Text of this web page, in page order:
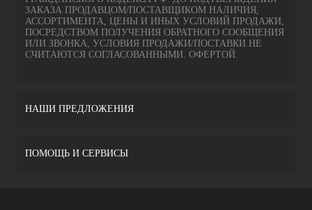
ЗАКАЗА ПРОДАВЦОМ/ПОСТАВЩИКОМ НАЛИЧИЯ,
АССОРТИМЕНТА, ЦЕНЫ И ИНЫХ УСЛОВИЙ ПРОДАЖИ,
ПОСРЕДСТВОМ ПОЛУЧЕНИЯ ОБРАТНОГО СООБЩЕНИЯ
ИЛИ ЗВОНКА, УСЛОВИЯ ПРОДАЖИ/ПОСТАВКИ НЕ
СЧИТАЮТСЯ СОГЛАСОВАННЫМИ. ОФЕРТОЙ.
НАШИ ПРЕДЛОЖЕНИЯ
ПОМОЩЬ И СЕРВИСЫ